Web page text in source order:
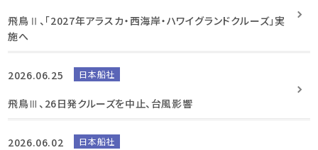
飛鳥Ⅱ、「2027年アラスカ・西海岸・ハワイグランドクルーズ」実
施へ
2026.06.25 日本船社
飛鳥Ⅲ、26日発クルーズを中止、台風影響
2026.06.02 日本船社